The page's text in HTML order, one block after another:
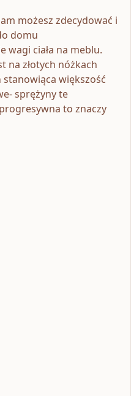
możesz zdecydować i
domu
wagi ciała na meblu.
na złotych nóżkach
większość
sprężyny te
to znaczy